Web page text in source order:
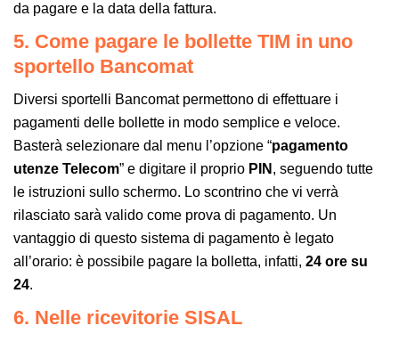
da pagare e la data della fattura.
5. Come pagare le bollette TIM in uno
sportello Bancomat
Diversi sportelli Bancomat permettono di effettuare i
pagamenti delle bollette in modo semplice e veloce.
Basterà selezionare dal menu l’opzione “pagamento
utenze Telecom” e digitare il proprio PIN , seguendo tutte
le istruzioni sullo schermo. Lo scontrino che vi verrà
rilasciato sarà valido come prova di pagamento. Un
vantaggio di questo sistema di pagamento è legato
all’orario: è possibile pagare la bolletta, infatti, 24 ore su
24.
6. Nelle ricevitorie SISAL